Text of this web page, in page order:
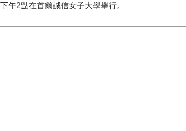
午2點在首爾誠信女子大學舉行。